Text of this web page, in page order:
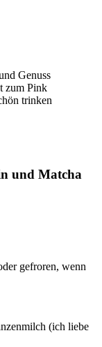
und Matcha
gefroren, wenn
(ich liebe